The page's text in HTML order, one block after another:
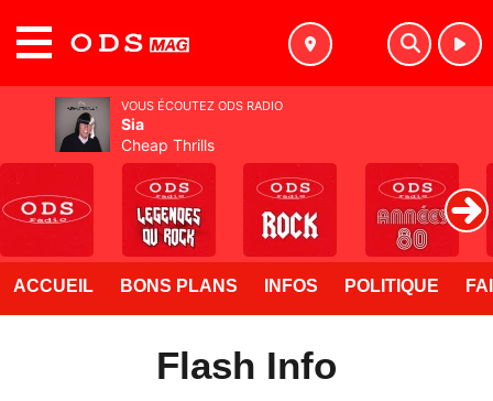
ACCUEIL BONS PLANS INFOS POLITIQUE
Flash Info
VOUS ÉCOUTEZ ODS RADIO
Sia
Cheap Thrills